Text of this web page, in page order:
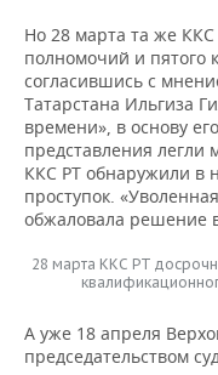
Но 28 марта та же
полномочий и пятого
согласившись с
Татарстана Ильгиза
времени», в основу
представления легли
ККС РТ обнаружили в
проступок.
обжаловала решение
28 марта ККС РТ
А уже 18 апреля
председательством